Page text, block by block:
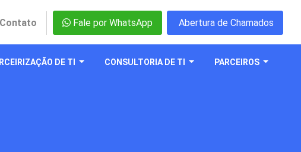
Contato Fale por WhatsApp Abertura de Chamados
DE TI CONSULTORIA DE TI PARCEIROS